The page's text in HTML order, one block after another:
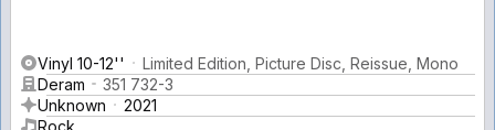
Vinyl 10-12''
Limited Edition, Picture Disc, Reissue, Mono
Deram
351 732-3
Unknown
2021
Rock